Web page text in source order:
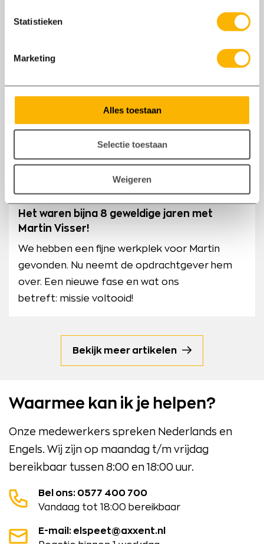
Statistieken
Marketing
Alles toestaan
Selectie toestaan
Weigeren
Het waren bijna 8 geweldige jaren met
Martin Visser!
We hebben een fijne werkplek voor Martin
gevonden. Nu neemt de opdrachtgever hem
over. Een nieuwe fase en wat ons
betreft: missie voltooid!
Bekijk meer artikelen
Waarmee kan ik je helpen?
Onze medewerkers spreken Nederlands en
Engels. Wij zijn op maandag t/m vrijdag
bereikbaar tussen 8:00 en 18:00 uur.
Bel ons: 0577 400 700
Vandaag tot 18:00 bereikbaar
E-mail: elspeet@axxent.nl